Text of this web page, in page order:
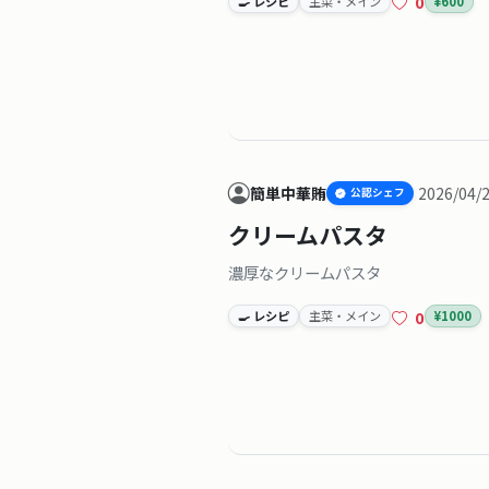
簡単中華賄 公認シェフ 2026/04/
クリームパスタ
濃厚なクリームパスタ
🍳 レシピ 主菜・メイン 0 ¥1000